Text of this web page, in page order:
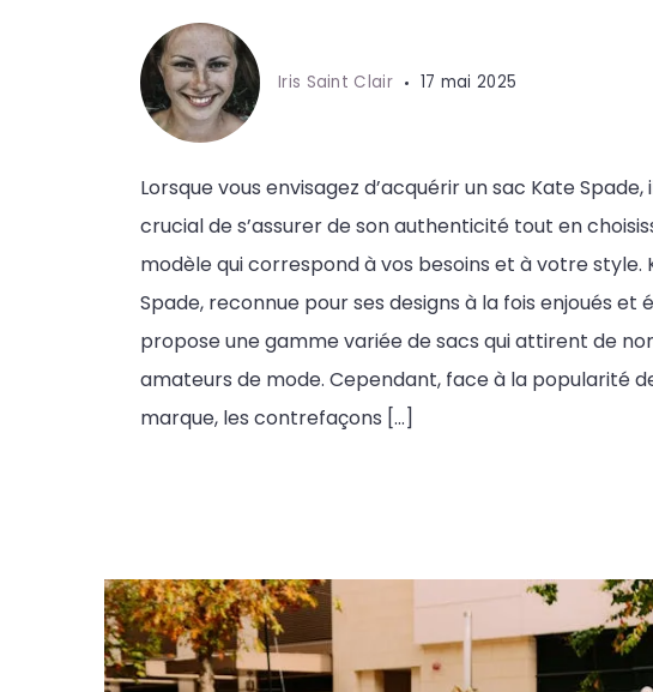
Iris Saint Clair 17 mai 2025
Lorsque vous envisagez d’acquérir un sac Kate Spade,
crucial de s’assurer de son authenticité tout en
modèle qui correspond à vos besoins et à votre style.
Spade, reconnue pour ses designs à la fois enjoués et
propose une gamme variée de sacs qui attirent de
amateurs de mode. Cependant, face à la popularité
marque, les contrefaçons […]